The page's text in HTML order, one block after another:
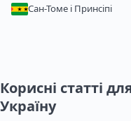
Сан-Томе і Принсіпі
Корисні статті
Україну